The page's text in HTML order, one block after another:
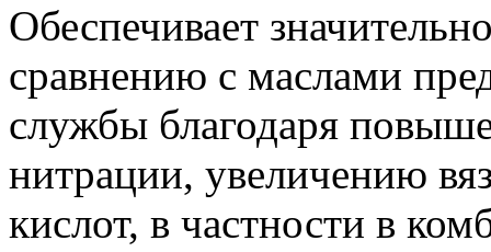
Обеспечивает
сравнению с маслами
службы благодаря
нитрации, увеличению
кислот, в частности в